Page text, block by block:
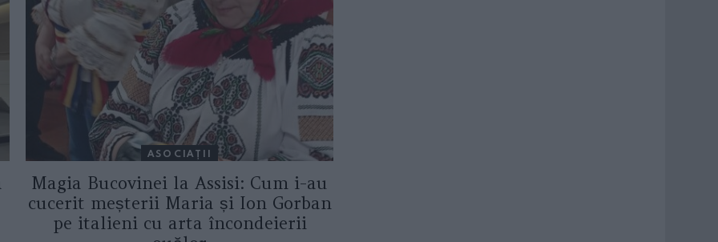
ASOCIAŢII
Magia Bucovinei la Assisi: Cum i-au
cucerit meșterii Maria și Ion Gorban
pe italieni cu arta încondeierii